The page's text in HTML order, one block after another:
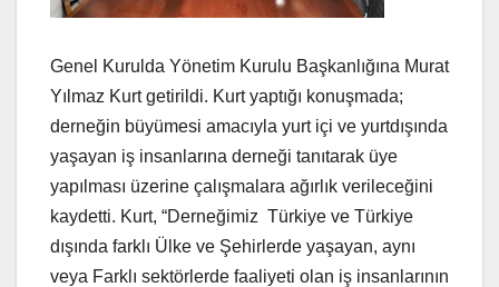
Genel Kurulda Yönetim Kurulu Başkanlığına Murat
Yılmaz Kurt getirildi. Kurt yaptığı konuşmada;
derneğin büyümesi amacıyla yurt içi ve yurtdışında
yaşayan iş insanlarına derneği tanıtarak üye
yapılması üzerine çalışmalara ağırlık verileceğini
kaydetti. Kurt, “Derneğimiz Türkiye ve Türkiye
dışında farklı Ülke ve Şehirlerde yaşayan, aynı
veya Farklı sektörlerde faaliyeti olan iş insanlarının